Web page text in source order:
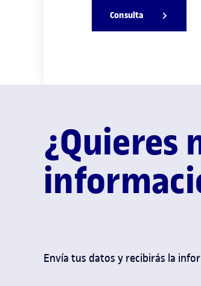
Consulta
¿Quieres
Envía tus datos y recibirás la